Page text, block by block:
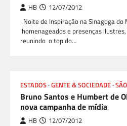
HB 12/07/2012
Noite de Inspiração na Sinagoga do
homenageados e presenças
reunindo o top do…
ESTADOS GENTE & SOCIEDADE
Bruno Santos e Humbert de
nova campanha de mídia
HB 12/07/2012